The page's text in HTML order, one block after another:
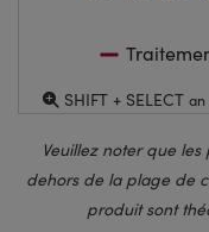
SHIFT + SELECT an
Veuillez noter que
dehors de la plage de
produit sont